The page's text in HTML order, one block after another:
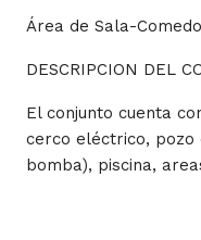
Área de Sala-
DESCRIPCION DEL
El conjunto cuenta
cerco eléctrico, pozo
bomba), piscina,